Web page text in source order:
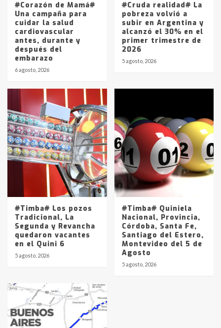
#Corazón de Mamá#
Una campaña para
cuidar la salud
cardiovascular
antes, durante y
después del
embarazo
6 agosto, 2026
#Cruda realidad# La
pobreza volvió a
subir en Argentina y
alcanzó el 30% en el
primer trimestre de
2026
5 agosto, 2026
#Timba# Los pozos
Tradicional, La
Segunda y Revancha
quedaron vacantes
en el Quini 6
5 agosto, 2026
#Timba# Quiniela
Nacional, Provincia,
Córdoba, Santa Fe,
Santiago del Estero,
Montevideo del 5 de
Agosto
5 agosto, 2026